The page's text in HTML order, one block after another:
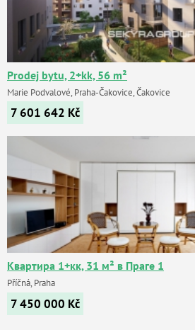
Prodej bytu, 2+kk, 56 m²
Marie Podvalové, Praha-Čakovice, Čakovice
7 601 642 Kč
Квартира 1+кк, 31 м² в Праге 1
Příčná, Praha
7 450 000 Kč